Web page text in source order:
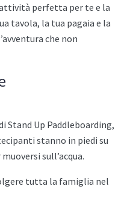
perfetta per te e la
tavola, la tua pagaia e la
che non
Stand Up Paddleboarding,
stanno in piedi su
sull’acqua.
tutta la famiglia nel